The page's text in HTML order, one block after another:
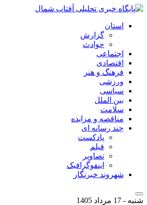
استان
گزارش
حوادث
اجتماعی
اقتصادی
فرهنگ و هنر
ورزشی
سیاسی
بین الملل
سلامت
مناقصه و مزایده
چند رسانه ای
پادکست
فیلم
تصاویر
اینفوگرافیک
شهروند خبرنگار
شنبه - 17 مرداد 1405